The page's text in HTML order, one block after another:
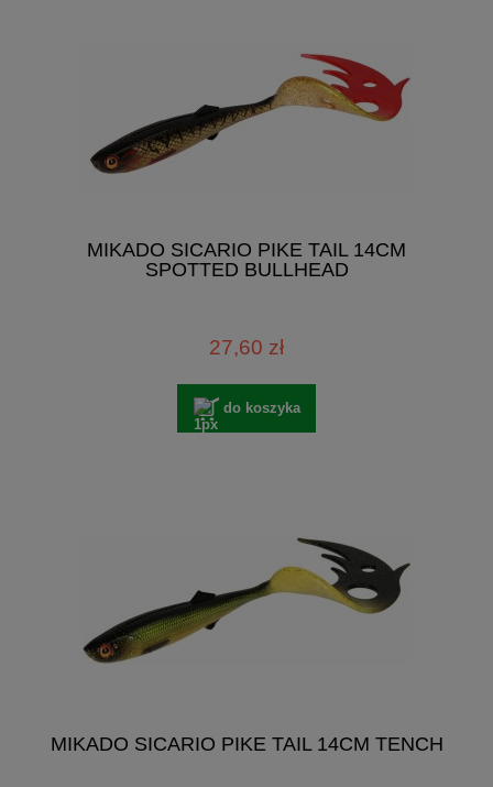
MIKADO SICARIO PIKE TAIL 14CM
SPOTTED BULLHEAD
27,60 zł
do koszyka
MIKADO SICARIO PIKE TAIL 14CM TENCH